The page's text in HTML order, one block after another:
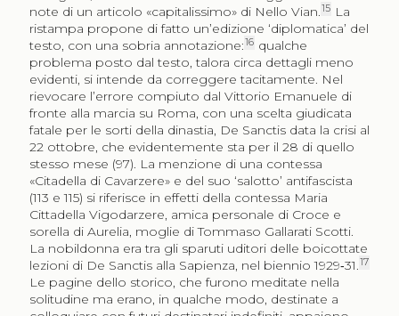
note di un articolo «capitalissimo» di Nello Vian.15 La
ristampa propone di fatto un’edizione ‘diplomatica’ del
testo, con una sobria annotazione:16 qualche
problema posto dal testo, talora circa dettagli meno
evidenti, si intende da correggere tacitamente. Nel
rievocare l’errore compiuto dal Vittorio Emanuele di
fronte alla marcia su Roma, con una scelta giudicata
fatale per le sorti della dinastia, De Sanctis data la crisi al
22 ottobre, che evidentemente sta per il 28 di quello
stesso mese (97). La menzione di una contessa
«Citadella di Cavarzere» e del suo ‘salotto’ antifascista
(113 e 115) si riferisce in effetti della contessa Maria
Cittadella Vigodarzere, amica personale di Croce e
sorella di Aurelia, moglie di Tommaso Gallarati Scotti.
La nobildonna era tra gli sparuti uditori delle boicottate
lezioni di De Sanctis alla Sapienza, nel biennio 1929‑31.17
Le pagine dello storico, che furono meditate nella
solitudine ma erano, in qualche modo, destinate a